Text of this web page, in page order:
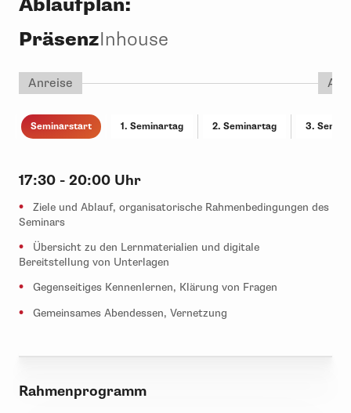
PräsenzInhouse
Anreise
Seminarstart 1. Seminartag 2. Seminartag 3.
17:30 - 20:00 Uhr
Ziele und Ablauf, organisatorische Rahmenbedingungen des
Seminars
Übersicht zu den Lernmaterialien und digitale
Bereitstellung von Unterlagen
Gegenseitiges Kennenlernen, Klärung von Fragen
Gemeinsames Abendessen, Vernetzung
Rahmenprogramm